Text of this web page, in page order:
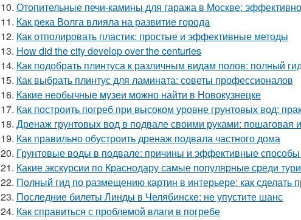
10. Отопительные печи-камины для гаража в Москве:
11. Как река Волга влияла на развитие города
12. Как отполировать пластик: простые и эффективные методы
13. How did the city develop over the centuries
14. Как подобрать плинтуса к различным видам полов: полный
15. Как выбрать плинтус для ламината: советы профессионалов
16. Какие необычные музеи можно найти в Новокузнецке
17. Как построить погреб при высоком уровне грунтовых вод:
18. Дренаж грунтовых вод в подвале своими руками: пошаговая
19. Как правильно обустроить дренаж подвала частного дома
20. Грунтовые воды в подвале: причины и эффективные
21. Какие экскурсии по Краснодару самые популярные среди
22. Полный гид по размещению картин в интерьере: как сделать
23. Последние билеты Линды в Челябинске: не упустите шанс
24. Как справиться с проблемой влаги в погребе